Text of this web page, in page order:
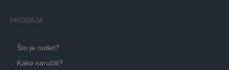
PRODAJA
Što je outlet?
Kako naručiti?